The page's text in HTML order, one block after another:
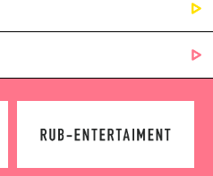
じ、当社が保有するご本人の個人
正・追加・削除、利用停止・消去
求を受けた場合は速やかに対応い
先】